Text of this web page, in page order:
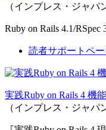
（インプレス・ジャパ
Ruby on Rails 4.1/RSpec
読者サポートペー
実践Ruby on Rails 4 機
（インプレス・ジャパ